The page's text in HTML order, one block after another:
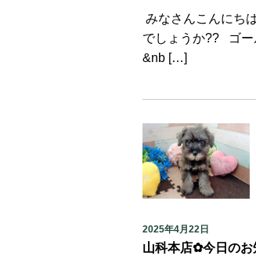
みなさんこんにち
でしょうか?? ゴー
&nb […]
2025年4月22日
山科本店✿今日のお